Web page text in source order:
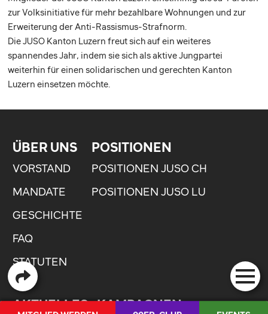
zur Volksinitiative für mehr bezahlbare Wohnungen und zur
Erweiterung der Anti-Rassismus-Strafnorm.
Die JUSO Kanton Luzern freut sich auf ein weiteres
spannendes Jahr, indem sie sich als aktive Jungpartei
weiterhin für einen solidarischen und gerechten Kanton
Luzern einsetzen möchte.
ÜBER UNS
VORSTAND
MANDATE
GESCHICHTE
FAQ
STATUTEN
POSITIONEN
POSITIONEN JUSO CH
POSITIONEN JUSO LU
AKTUELLES KAMPAGNEN